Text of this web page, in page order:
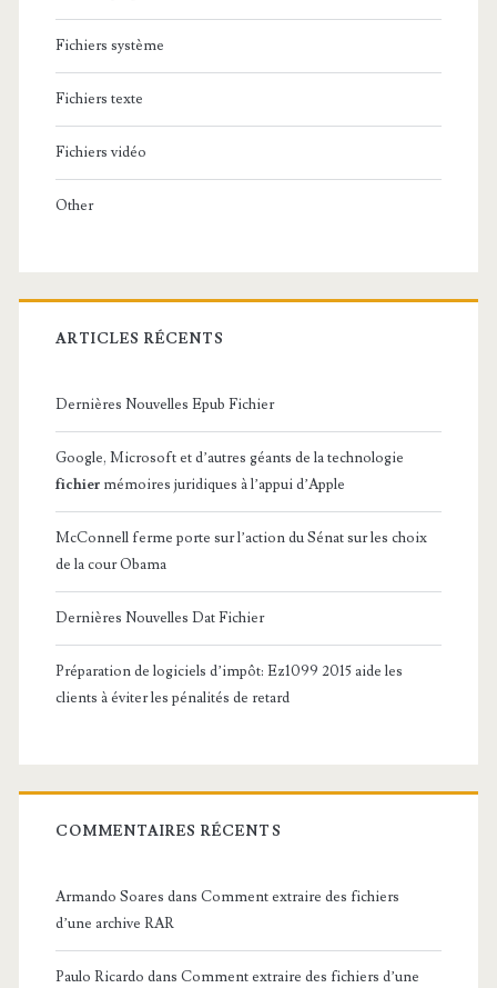
Fichiers système
Fichiers texte
Fichiers vidéo
Other
ARTICLES RÉCENTS
Dernières Nouvelles Epub Fichier
Google, Microsoft et d’autres géants de la technologie
fichier mémoires juridiques à l’appui d’Apple
McConnell ferme porte sur l’action du Sénat sur les choix
de la cour Obama
Dernières Nouvelles Dat Fichier
Préparation de logiciels d’impôt: Ez1099 2015 aide les
clients à éviter les pénalités de retard
COMMENTAIRES RÉCENTS
Armando Soares dans Comment extraire des fichiers
d’une archive RAR
Paulo Ricardo dans Comment extraire des fichiers d’une